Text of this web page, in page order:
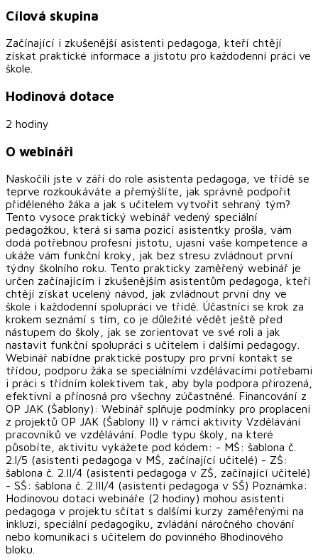
Cílová skupina
Začínající i zkušenější asistenti pedagoga, kteří chtějí
získat praktické informace a jistotu pro každodenní práci ve
škole.
Hodinová dotace
2 hodiny
O webináři
Naskočili jste v září do role asistenta pedagoga, ve třídě se
teprve rozkoukáváte a přemýšlíte, jak správně podpořit
přiděleného žáka a jak s učitelem vytvořit sehraný tým?
Tento vysoce praktický webinář vedený speciální
pedagožkou, která si sama pozicí asistentky prošla, vám
dodá potřebnou profesní jistotu, ujasní vaše kompetence a
ukáže vám funkční kroky, jak bez stresu zvládnout první
týdny školního roku. Tento prakticky zaměřený webinář je
určen začínajícím i zkušenějším asistentům pedagoga, kteří
chtějí získat ucelený návod, jak zvládnout první dny ve
škole i každodenní spolupráci ve třídě. Účastníci se krok za
krokem seznámí s tím, co je důležité vědět ještě před
nástupem do školy, jak se zorientovat ve své roli a jak
nastavit funkční spolupráci s učitelem i dalšími pedagogy.
Webinář nabídne praktické postupy pro první kontakt se
třídou, podporu žáka se speciálními vzdělávacími potřebami
i práci s třídním kolektivem tak, aby byla podpora přirozená,
efektivní a přínosná pro všechny zúčastněné. Financování z
OP JAK (Šablony): Webinář splňuje podmínky pro proplacení
z projektů OP JAK (Šablony II) v rámci aktivity Vzdělávání
pracovníků ve vzdělávání. Podle typu školy, na které
působíte, aktivitu vykážete pod kódem: - MŠ: šablona č.
2.I/5 (asistenti pedagoga v MŠ, začínající učitelé) - ZŠ:
šablona č. 2.II/4 (asistenti pedagoga v ZŠ, začínající učitelé)
- SŠ: šablona č. 2.III/4 (asistenti pedagoga v SŠ) Poznámka:
Hodinovou dotaci webináře (2 hodiny) mohou asistenti
pedagoga v projektu sčítat s dalšími kurzy zaměřenými na
inkluzi, speciální pedagogiku, zvládání náročného chování
nebo komunikaci s učitelem do povinného 8hodinového
bloku.